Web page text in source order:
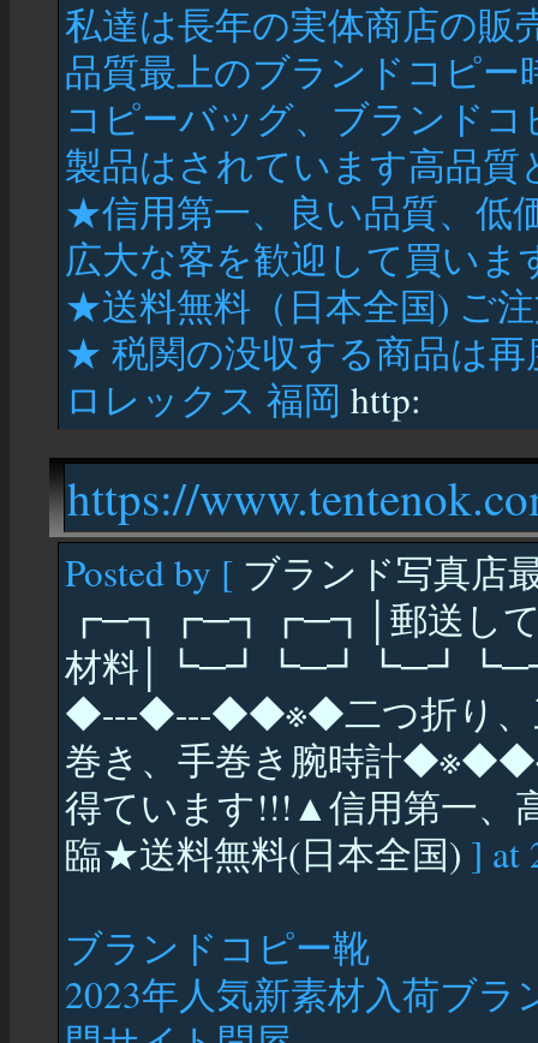
私達は長年の実体商店の
品質最上のブランドコピー
コピーバッグ、ブランドコ
製品はされています高品質
★信用第一、良い品質、低
広大な客を歓迎して買いま
★送料無料（日本全国) ご
★ 税関の没収する商品は
ロレックス 福岡 http:
https://
Posted by [ ブランド写真店
┏─┓┏─┓┏─┓│郵送して
材料
◆---◆---◆◆※◆二つ折り、
巻き、手巻き腕時計
得ています!!!▲信用第一、
臨★送料無料(日本全国) ] at
ブランドコピー靴
2023年人気新素材入荷ブ